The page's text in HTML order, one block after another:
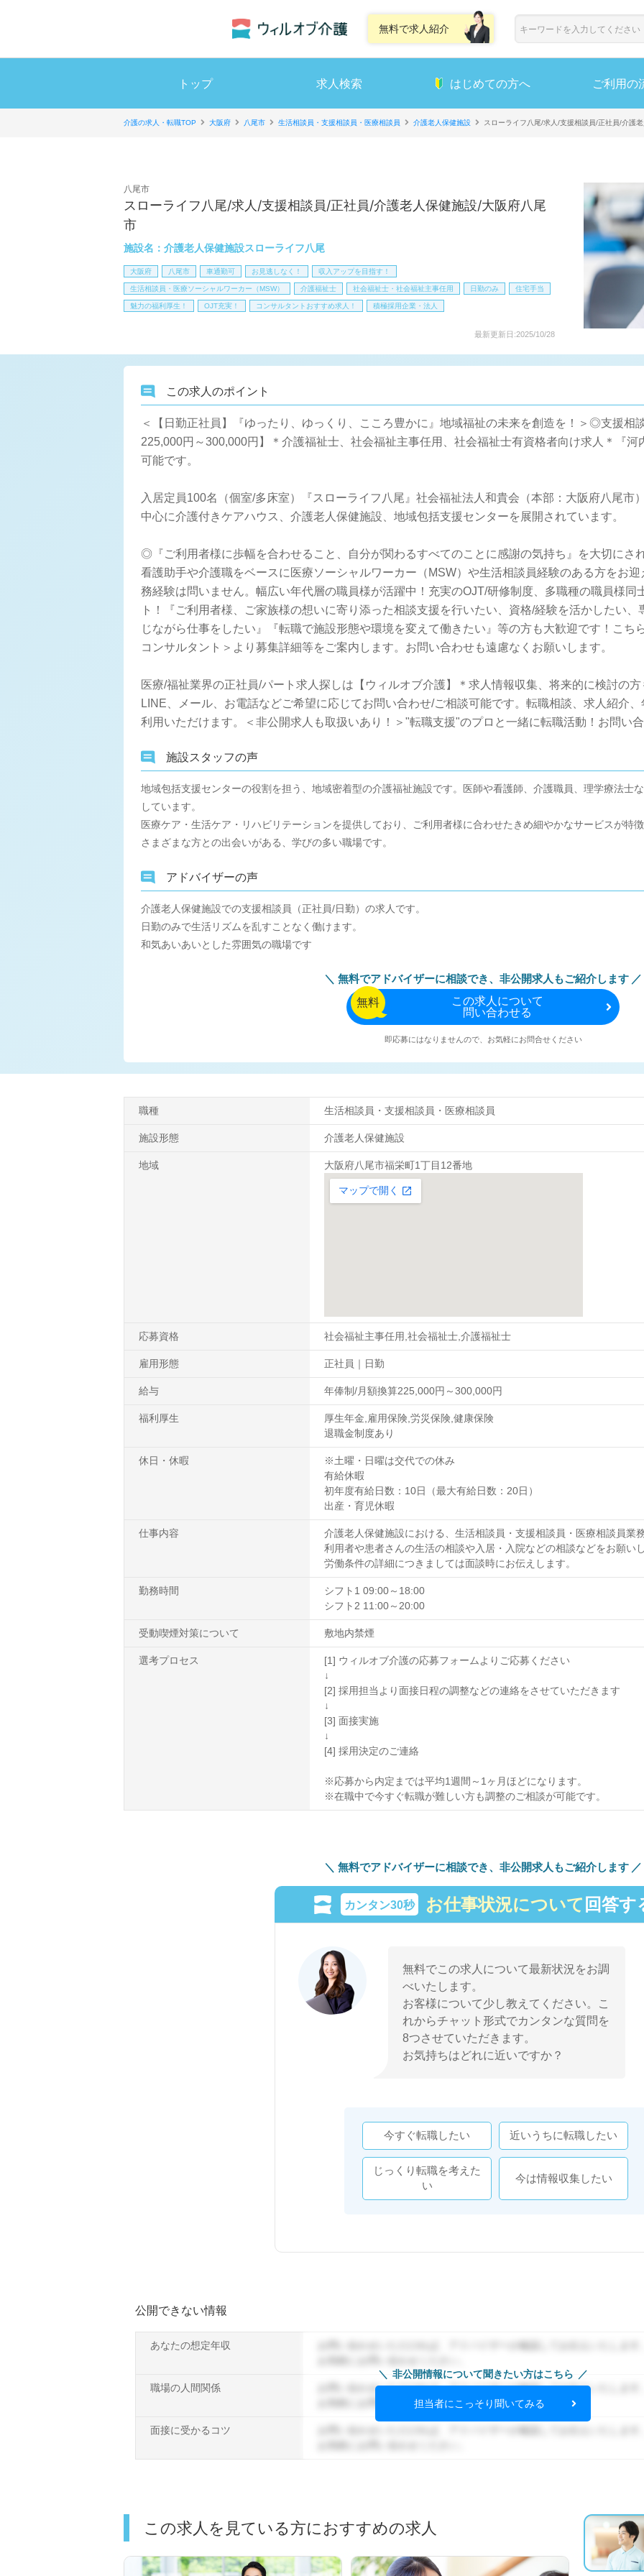
無料で求人紹介
トップ 求人検索 はじめての方へ ご利用の
介護の求人・転職TOP 大阪府 八尾市 生活相談員・支援相談員・医療相談員 介護老人保健施設 スローライフ八尾/求人/支援相談員/正社員/介護
スローライフ八尾/求人/支援相談員/正社員/介護老人保健施設/大阪府八尾
市
施設名： 介護老人保健施設スローライフ八尾
八尾市
大阪府 八尾市 車通勤可 お見逃しなく！ 収入アップを目指す！
生活相談員・医療ソーシャルワーカー（MSW） 介護福祉士 社会福祉士・社会福祉主事任用 日勤のみ 住宅手当
魅力の福利厚生！ OJT充実！ コンサルタントおすすめ求人！ 積極採用企業・法人
最新更新日:2025/10/28
この求人のポイント
＜【日勤正社員】『ゆったり、ゆっくり、こころ豊かに』地域福祉の未来を創造を！＞◎支援
225,000円～300,000円】＊介護福祉士、社会福祉主事任用、社会福祉士有資格者向け求人＊『
可能です。
入居定員100名（個室/多床室）『スローライフ八尾』社会福祉法人和貴会（本部：大阪府八尾市
中心に介護付きケアハウス、介護老人保健施設、地域包括支援センターを展開されています。
◎『ご利用者様に歩幅を合わせること、自分が関わるすべてのことに感謝の気持ち』を大切にさ
看護助手や介護職をベースに医療ソーシャルワーカー（MSW）や生活相談員経験のある方をお
務経験は問いません。幅広い年代層の職員様が活躍中！充実のOJT/研修制度、多職種の職員様同
ト！『ご利用者様、ご家族様の想いに寄り添った相談支援を行いたい、資格/経験を活かしたい
じながら仕事をしたい』『転職で施設形態や環境を変えて働きたい』等の方も大歓迎です！こち
コンサルタント＞より募集詳細等をご案内します。お問い合わせも遠慮なくお願いします。
医療/福祉業界の正社員/パート求人探しは【ウィルオブ介護】＊求人情報収集、将来的に検討の
LINE、メール、お電話などご希望に応じてお問い合わせ/ご相談可能です。転職相談、求人紹介
利用いただけます。＜非公開求人も取扱いあり！＞"転職支援"のプロと一緒に転職活動！お問い
施設スタッフの声
地域包括支援センターの役割を担う、地域密着型の介護福祉施設です。医師や看護師、介護職員、理学療法士
しています。
医療ケア・生活ケア・リハビリテーションを提供しており、ご利用者様に合わせたきめ細やかなサービスが特
さまざまな方との出会いがある、学びの多い職場です。
アドバイザーの声
介護老人保健施設での支援相談員（正社員/日勤）の求人です。
日勤のみで生活リズムを乱すことなく働けます。
和気あいあいとした雰囲気の職場です
無料でアドバイザーに相談でき、 非公開求人もご紹介します
無料
この求人について
問い合わせる
即応募にはなりませんので、お気軽にお問合せください
職種 生活相談員・支援相談員・医療相談員
施設形態 介護老人保健施設
地域 大阪府八尾市福栄町1丁目12番地
応募資格 社会福祉主事任用,社会福祉士,介護福祉士
雇用形態 正社員｜日勤
給与 年俸制/月額換算225,000円～300,000円
福利厚生
厚生年金,雇用保険,労災保険,健康保険
退職金制度あり
休日・休暇
※土曜・日曜は交代での休み
有給休暇
初年度有給日数：10日（最大有給日数：20日）
出産・育児休暇
仕事内容
介護老人保健施設における、生活相談員・支援相談員・医療相談員業
利用者や患者さんの生活の相談や入居・入院などの相談などをお願い
労働条件の詳細につきましては面談時にお伝えします。
勤務時間
シフト1 09:00～18:00
シフト2 11:00～20:00
受動喫煙対策について 敷地内禁煙
選考プロセス
[1] ウィルオブ介護の応募フォームよりご応募ください
↓
[2] 採用担当より面接日程の調整などの連絡をさせていただきます
↓
[3] 面接実施
↓
[4] 採用決定のご連絡
※応募から内定までは平均1週間～1ヶ月ほどになります。
※在職中で今すぐ転職が難しい方も調整のご相談が可能です。
無料でアドバイザーに相談でき、 非公開求人もご紹介します
カンタン30秒 お仕事状況について 回答す
無料でこの求人について最新状況をお調
べいたします。
お客様について少し教えてください。こ
れからチャット形式でカンタンな質問を
8つさせていただきます。
お気持ちはどれに近いですか？
今すぐ転職したい 近いうちに転職したい
じっくり転職を考えた
い
今は情報収集したい
公開できない情報
あなたの想定年収
職場の人間関係
お問い合わせいただければ、アドバイザーが確認してお伝えいたします
お気軽にお問い合わせください。
面接に受かるコツ
非公開情報について聞きたい方はこちら
担当者にこっそり聞いてみる
この求人を見ている方におすすめの求人